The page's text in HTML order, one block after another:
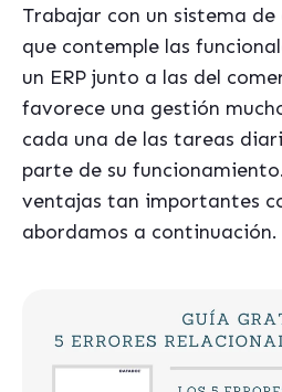
Trabajar con un sistema
que contemple las
un ERP junto a las del
favorece una gestión
cada una de las tareas
parte de su
ventajas tan importantes
abordamos a continuación.